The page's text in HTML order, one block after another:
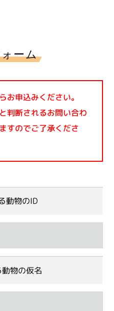
ーム
お申込みください。
判断されるお問い合わ
すのでご了承くださ
動物のID
物の仮名